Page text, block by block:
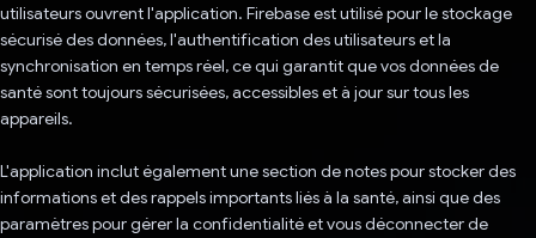
utilisateurs ouvrent l'application. Firebase est utilisé pour le stockage
sécurisé des données, l'authentification des utilisateurs et la
synchronisation en temps réel, ce qui garantit que vos données de
santé sont toujours sécurisées, accessibles et à jour sur tous les
appareils.
L'application inclut également une section de notes pour stocker des
informations et des rappels importants liés à la santé, ainsi que des
paramètres pour gérer la confidentialité et vous déconnecter de